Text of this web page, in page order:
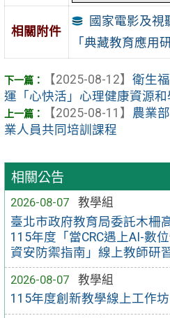
相關公告
2026-08-07
教學組
臺北市政府教育局委託木柵
115年度「當CRC遇上AI-數
資安防禦指南」線上教師研
2026-08-07
教學組
115年度創新教學線上工作坊
相關附件
國家電影及視
「典藏教育應用
【2025-08-12】 衛生
運「心快活」心理健康資源和
【2025-08-11】 農業
業人員共同培訓課程